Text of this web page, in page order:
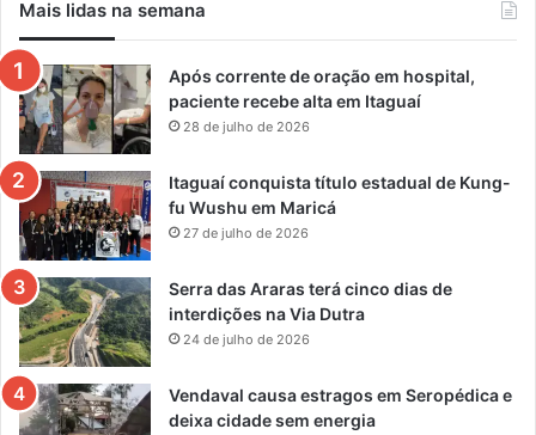
Mais lidas na semana
Após corrente de oração em hospital,
paciente recebe alta em Itaguaí
28 de julho de 2026
Itaguaí conquista título estadual de Kung-
fu Wushu em Maricá
27 de julho de 2026
Serra das Araras terá cinco dias de
interdições na Via Dutra
24 de julho de 2026
Vendaval causa estragos em Seropédica e
deixa cidade sem energia